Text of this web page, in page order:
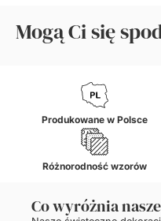
Mogą Ci się
Produkowane w Polsce
Różnorodność wzorów
Co wyróżnia